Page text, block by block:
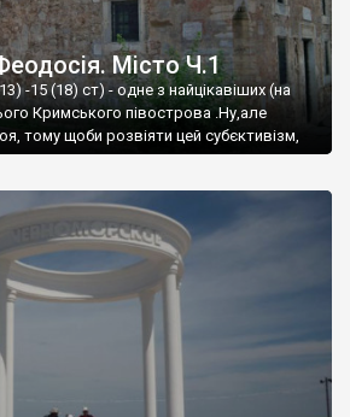
Місто Ч.1
-15 (18) ст) - одне з найцікавіших (на
Кримського півострова .Ну,але
тому щоби розвіяти цей субєктивізм,
це